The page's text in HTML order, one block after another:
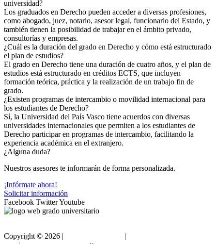
universidad?
Los graduados en Derecho pueden acceder a diversas profesiones,
como abogado, juez, notario, asesor legal, funcionario del Estado, y
también tienen la posibilidad de trabajar en el ámbito privado,
consultorías y empresas.
¿Cuál es la duración del grado en Derecho y cómo está estructurado
el plan de estudios?
El grado en Derecho tiene una duración de cuatro años, y el plan de
estudios está estructurado en créditos ECTS, que incluyen
formación teórica, práctica y la realización de un trabajo fin de
grado.
¿Existen programas de intercambio o movilidad internacional para
los estudiantes de Derecho?
Sí, la Universidad del País Vasco tiene acuerdos con diversas
universidades internacionales que permiten a los estudiantes de
Derecho participar en programas de intercambio, facilitando la
experiencia académica en el extranjero.
¿Alguna duda?
Nuestros asesores te informarán de forma personalizada.
¡Infórmate ahora!
Solicitar información
Facebook TwitterYoutube
Copyright © 2026 | |